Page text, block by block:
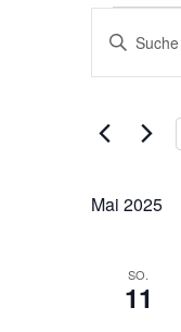
Suche
und
Bitte
Suche
Mai 2025
SO.
11